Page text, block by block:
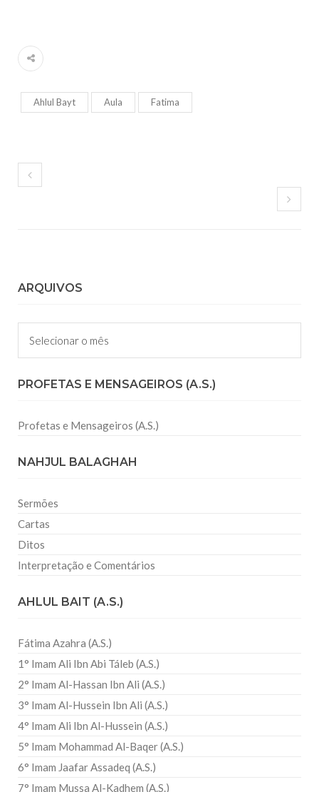
Ahlul Bayt Aula Fatima
ARQUIVOS
Arquivos
PROFETAS E MENSAGEIROS (A.S.)
Profetas e Mensageiros (A.S.)
NAHJUL BALAGHAH
Sermões
Cartas
Ditos
Interpretação e Comentários
AHLUL BAIT (A.S.)
Fátima Azahra (A.S.)
1° Imam Ali Ibn Abi Táleb (A.S.)
2° Imam Al-Hassan Ibn Ali (A.S.)
3° Imam Al-Hussein Ibn Ali (A.S.)
4° Imam Ali Ibn Al-Hussein (A.S.)
5° Imam Mohammad Al-Baqer (A.S.)
6° Imam Jaafar Assadeq (A.S.)
7° Imam Mussa Al-Kadhem (A.S.)